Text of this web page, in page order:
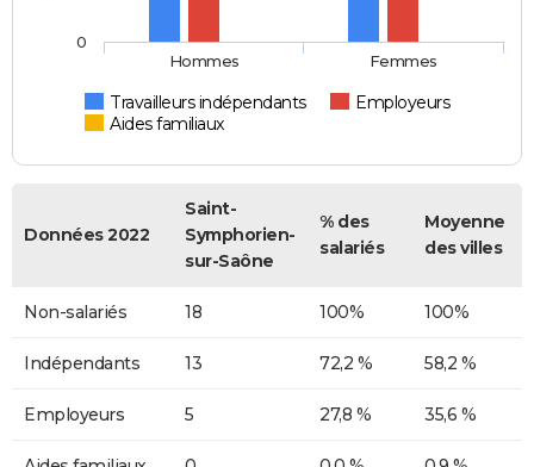
Travailleurs indépendants
Employeurs
Aides familiaux
Hommes Femmes
0
Données 2022
Saint-
Symphorien-
sur-Saône
% des
salariés
Moyenne
des villes
Non-salariés 18 100% 100%
Indépendants 13 72,2 % 58,2 %
Employeurs 5 27,8 % 35,6 %